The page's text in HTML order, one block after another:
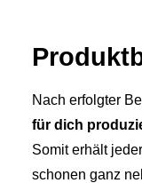
Nach erfolgter
für dich
Somit erhält
schonen ganz